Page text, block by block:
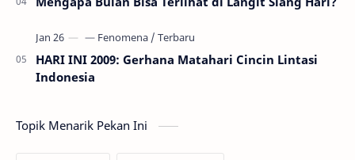
HARI INI 2009: Gerhana Matahari Cincin Lintasi
Indonesia
Topik Menarik Pekan Ini